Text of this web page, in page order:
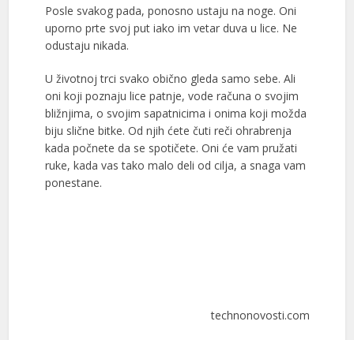
Posle svakog pada, ponosno ustaju na noge. Oni
uporno prte svoj put iako im vetar duva u lice. Ne
odustaju nikada.
U životnoj trci svako obično gleda samo sebe. Ali
oni koji poznaju lice patnje, vode računa o svojim
bližnjima, o svojim sapatnicima i onima koji možda
biju slične bitke. Od njih ćete čuti reči ohrabrenja
kada počnete da se spotičete. Oni će vam pružati
ruke, kada vas tako malo deli od cilja, a snaga vam
ponestane.
technonovosti.com